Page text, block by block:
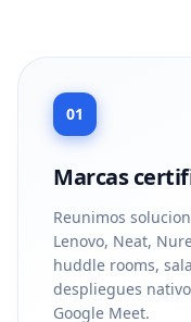
01
Marcas
Reunimos
Lenovo, Neat,
huddle rooms,
despliegues
Google Meet.